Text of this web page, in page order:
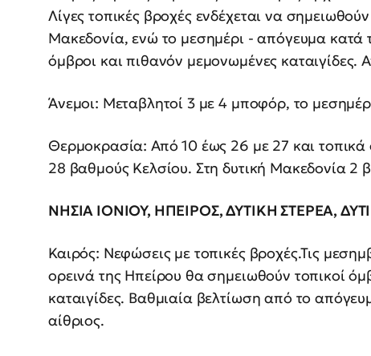
Λίγες τοπικές βροχές ενδέχεται να
Μακεδονία, ενώ το μεσημέρι - απόγευμα κατά
όμβροι και πιθανόν μεμονωμένες καταιγίδες.
Άνεμοι: Μεταβλητοί 3 με 4 μποφόρ, το
Θερμοκρασία: Από 10 έως 26 με 27 και
28 βαθμούς Κελσίου. Στη δυτική Μακεδονία 2
ΝΗΣΙΑ ΙΟΝΙΟΥ, ΗΠΕΙΡΟΣ, ΔΥΤΙΚΗ ΣΤΕΡΕΑ,
Καιρός: Νεφώσεις με τοπικές βροχές.Τις
ορεινά της Ηπείρου θα σημειωθούν τοπικοί
καταιγίδες. Βαθμιαία βελτίωση από το
αίθριος.